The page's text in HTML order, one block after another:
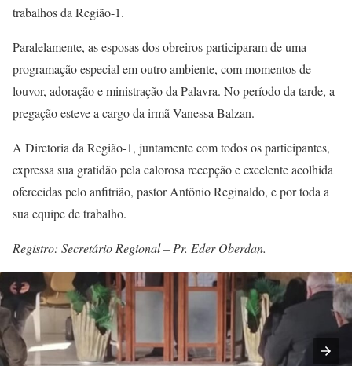
trabalhos da Região-1.
Paralelamente, as esposas dos obreiros participaram de uma
programação especial em outro ambiente, com momentos de
louvor, adoração e ministração da Palavra. No período da tarde, a
pregação esteve a cargo da irmã Vanessa Balzan.
A Diretoria da Região-1, juntamente com todos os participantes,
expressa sua gratidão pela calorosa recepção e excelente acolhida
oferecidas pelo anfitrião, pastor Antônio Reginaldo, e por toda a
sua equipe de trabalho.
Registro: Secretário Regional – Pr. Eder Oberdan.